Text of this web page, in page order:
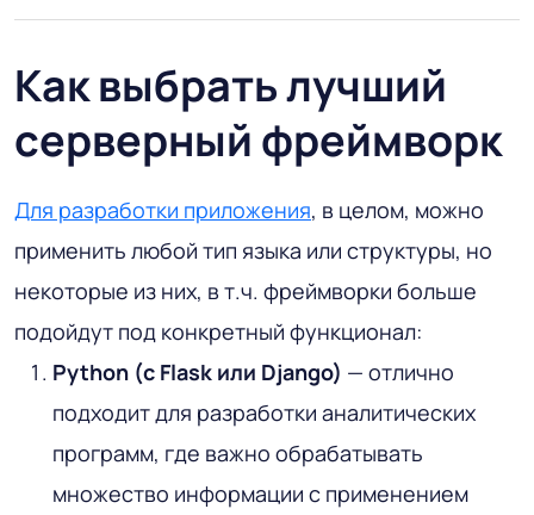
Как выбрать лучший
серверный фреймворк
Для разработки приложения, в целом, можно
применить любой тип языка или структуры, но
некоторые из них, в т.ч. фреймворки больше
подойдут под конкретный функционал:
Python (с Flask или Django) — отлично
подходит для разработки аналитических
программ, где важно обрабатывать
множество информации с применением